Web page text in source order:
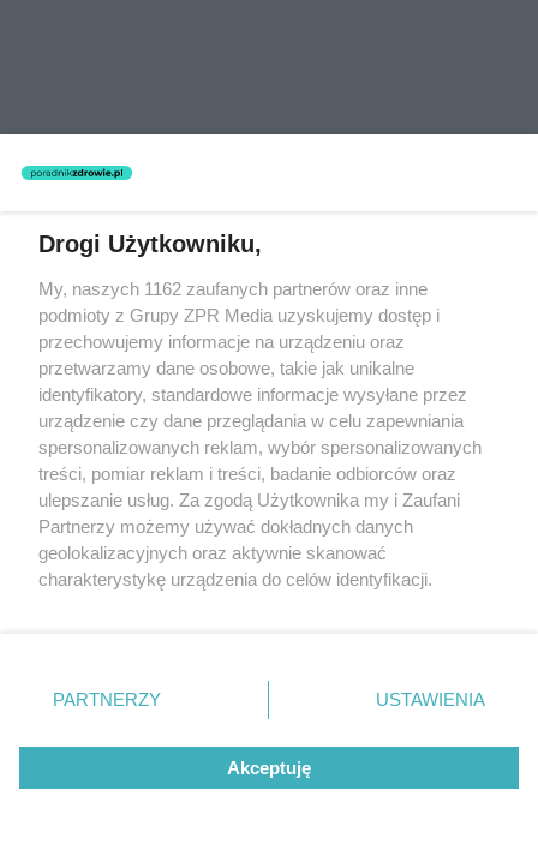
bezpośrednio z „pierścieniem” znajdującym się
wokół trzonka. Są do niego przyklejone.
Drogi Użytkowniku,
My, naszych 1162 zaufanych partnerów oraz inne
podmioty z Grupy ZPR Media uzyskujemy dostęp i
przechowujemy informacje na urządzeniu oraz
przetwarzamy dane osobowe, takie jak unikalne
identyfikatory, standardowe informacje wysyłane przez
urządzenie czy dane przeglądania w celu zapewniania
spersonalizowanych reklam, wybór spersonalizowanych
treści, pomiar reklam i treści, badanie odbiorców oraz
ulepszanie usług. Za zgodą Użytkownika my i Zaufani
Partnerzy możemy używać dokładnych danych
geolokalizacyjnych oraz aktywnie skanować
charakterystykę urządzenia do celów identyfikacji.
zmienić/wycofać klikając przycisk ustawień prywatności
znajdujący się w lewym dolnym rogu strony
rodzaje przetwarzania danych nie wymagają zgody
użytkownika, ale masz prawo sprzeciwić się takiemu
przetwarzaniu. Preferencje będą miały zastosowanie tylko
PARTNERZY USTAWIENIA
Akceptuję